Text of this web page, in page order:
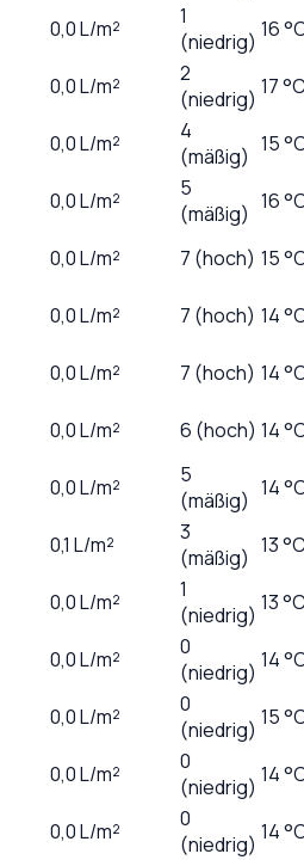
0,0L/m²
1
(niedrig) 16
0,0L/m²
2
(niedrig) 17
0,0L/m²
4
(mäßig) 15
0,0L/m²
5
(mäßig) 16
0,0L/m² 7 (hoch) 15
0,0L/m² 7 (hoch) 14
0,0L/m² 7 (hoch) 14
0,0L/m² 6 (hoch) 14
0,0L/m²
5
(mäßig) 14
0,1 L/m²
3
(mäßig) 13
0,0L/m²
1
(niedrig) 13
0,0L/m²
0
(niedrig) 14
0,0L/m²
0
(niedrig) 15
0,0L/m²
0
(niedrig) 14
0,0L/m²
0
(niedrig) 14